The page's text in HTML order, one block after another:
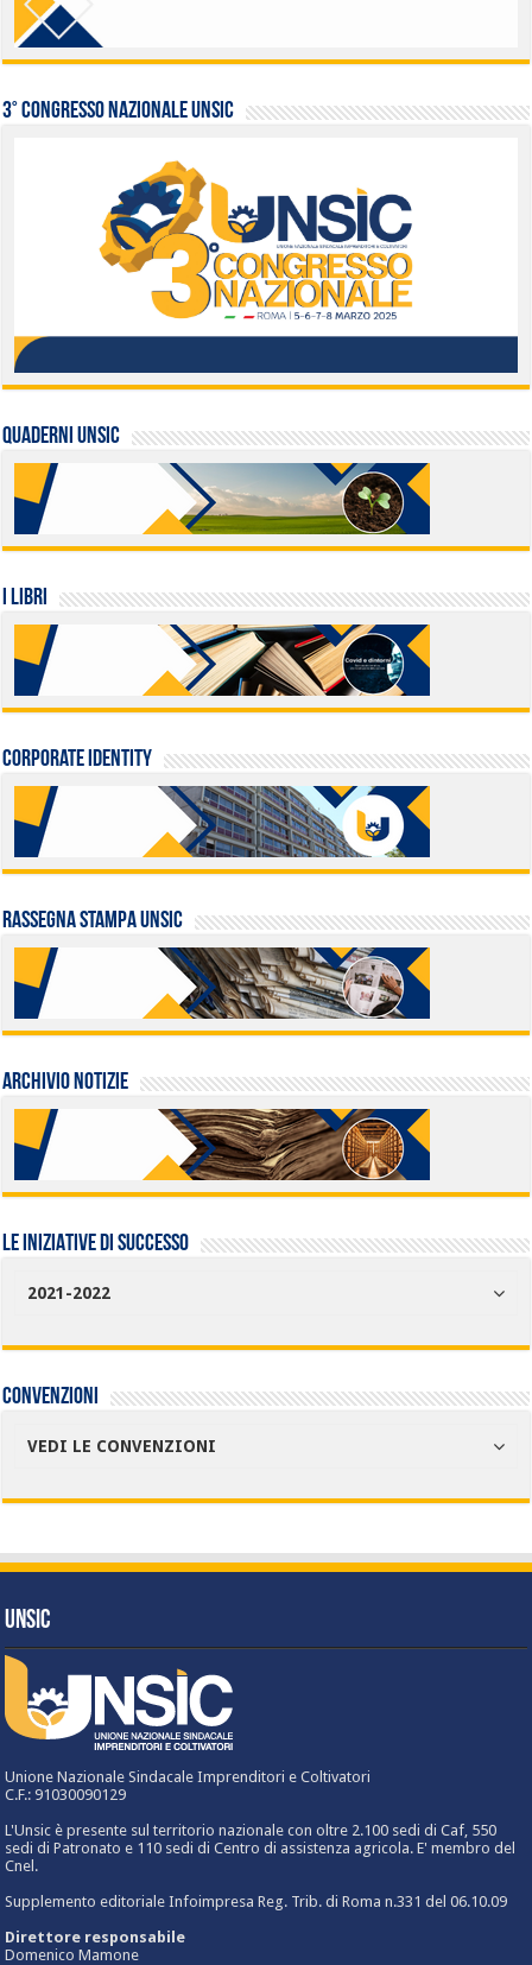
3° Congresso Nazionale UNSIC
QUADERNI UNSIC
I LIBRI
Corporate identity
Rassegna stampa UNSIC
Archivio Notizie
LE INIZIATIVE DI SUCCESSO
2021-2022
Convenzioni
VEDI LE CONVENZIONI
UNSIC
Unione Nazionale Sindacale Imprenditori e Coltivatori
C.F.: 91030090129
L'Unsic è presente sul territorio nazionale con oltre 2.100 sedi di Caf, 550
sedi di Patronato e 110 sedi di Centro di assistenza agricola. E' membro del
Cnel.
Supplemento editoriale Infoimpresa Reg. Trib. di Roma n.331 del 06.10.09
Direttore responsabile
Domenico Mamone